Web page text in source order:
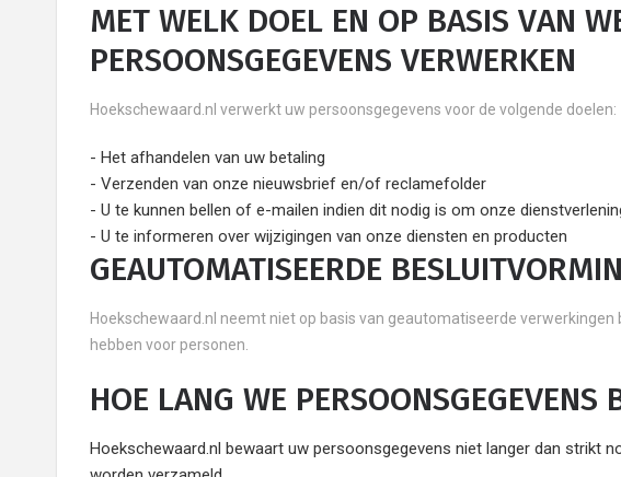
MET WELK DOEL EN OP BASIS VAN
PERSOONSGEGEVENS VERWERKEN
Hoekschewaard.nl verwerkt uw persoonsgegevens voor de volgende doelen:
- Het afhandelen van uw betaling
- Verzenden van onze nieuwsbrief en/of reclamefolder
- U te kunnen bellen of e-mailen indien dit nodig is om onze
- U te informeren over wijzigingen van onze diensten en producten
GEAUTOMATISEERDE
Hoekschewaard.nl neemt niet op basis van geautomatiseerde
hebben voor personen.
HOE LANG WE PERSOONSGEGEVENS
Hoekschewaard.nl bewaart uw persoonsgegevens niet langer dan strikt